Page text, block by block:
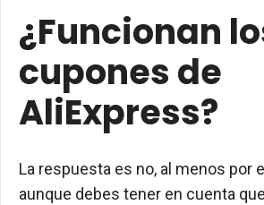
¿Funcionan
cupones de
AliExpress?
La respuesta es no, al menos por
aunque debes tener en cuenta